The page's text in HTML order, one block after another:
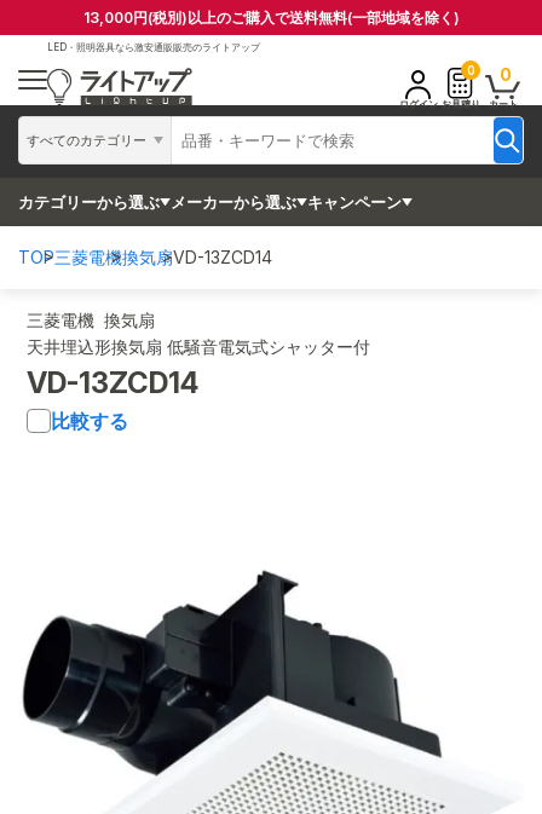
13,000円(税別)以上のご購入で送料無料(一部地域を除く)
LED・照明器具なら激安通販販売のライトアップ
すべてのカテゴリー
ログイン
0
お見積り
0
カート
カテゴリーから選ぶ メーカーから選ぶ キャンペーン
TOP三菱電機換気扇VD-13ZCD14
三菱電機 換気扇
天井埋込形換気扇 低騒音電気式シャッター付
VD-13ZCD14
比較する